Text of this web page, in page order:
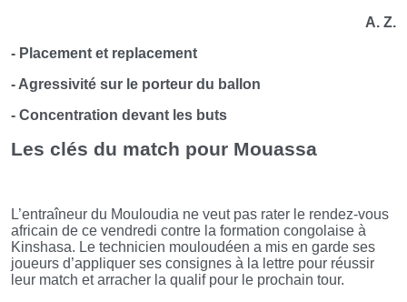
A. Z.
- Placement et replacement
- Agressivité sur le porteur du ballon
- Concentration devant les buts
Les clés du match pour Mouassa
L’entraîneur du Mouloudia ne veut pas rater le rendez-vous
africain de ce vendredi contre la formation congolaise à
Kinshasa. Le technicien mouloudéen a mis en garde ses
joueurs d’appliquer ses consignes à la lettre pour réussir
leur match et arracher la qualif pour le prochain tour.